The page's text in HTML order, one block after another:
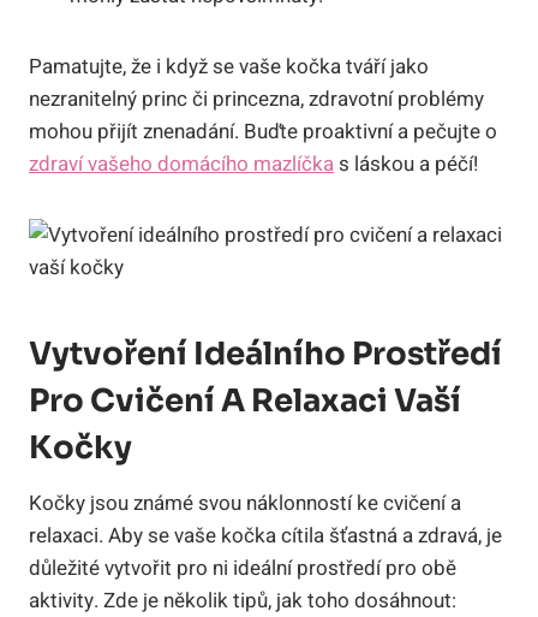
Pamatujte, že i když se vaše kočka tváří jako
nezranitelný princ či princezna, zdravotní problémy
mohou přijít znenadání. Buďte proaktivní a pečujte o
zdraví vašeho domácího mazlíčkas láskou a péčí!
Vytvoření Ideálního Prostředí
Pro Cvičení A Relaxaci Vaší
Kočky
Kočky jsou známé svou náklonností ke cvičení a
relaxaci. Aby se vaše kočka cítila šťastná a zdravá, je
důležité vytvořit pro ni ideální prostředí pro obě
aktivity. Zde je několik tipů, jak toho dosáhnout: